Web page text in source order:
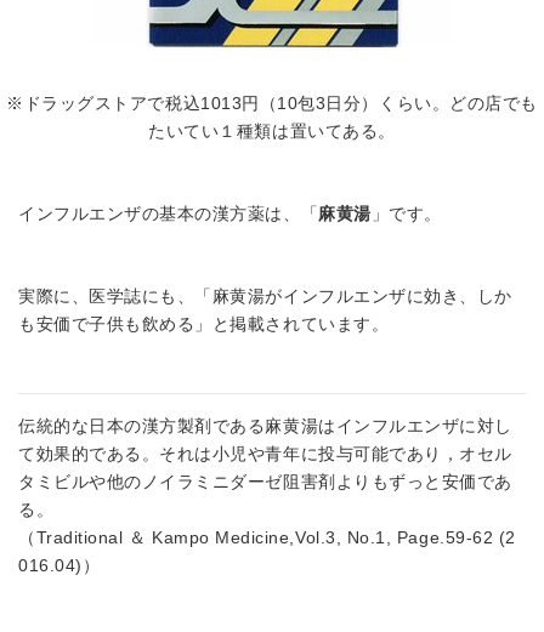
※ドラッグストアで税込1013円（10包3日分）くらい。どの店でも
たいてい１種類は置いてある。
インフルエンザの基本の漢方薬は、「麻黄湯 」です。
実際に、医学誌にも、「麻黄湯がインフルエンザに効き、しか
も安価で子供も飲める」と掲載されています。
伝統的な日本の漢方製剤である麻黄湯はインフルエンザに対し
て効果的である。それは小児や青年に投与可能であり，オセル
タミビルや他のノイラミニダーゼ阻害剤よりもずっと安価であ
る。
（Traditional ＆ Kampo Medicine,Vol.3, No.1, Page.59‐62 (2
016.04)）